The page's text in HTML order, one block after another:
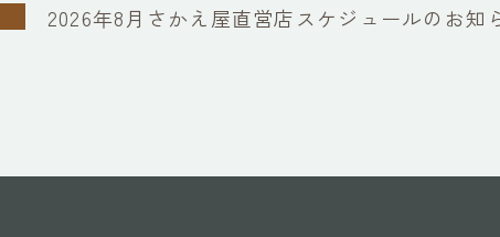
2026年8月さかえ屋直営店スケジュールのお知